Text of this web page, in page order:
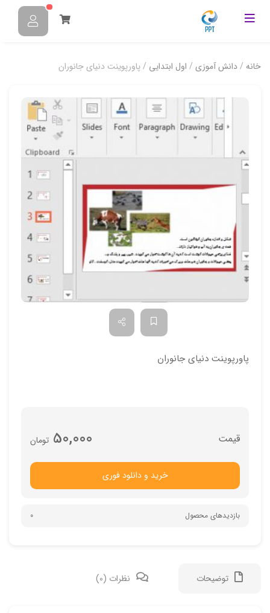
خانه /دانش آموزی / اول ابتدایی / پاورپوینت دنیای جانوران
پاورپوینت دنیای جانوران
تومان 50,000
خرید و دانلود فوری
بازدیدهای محصول 0
توضیحات نظرات (0)